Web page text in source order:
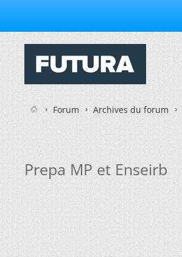
Forum Archives du forum
Prepa MP et Enseirb